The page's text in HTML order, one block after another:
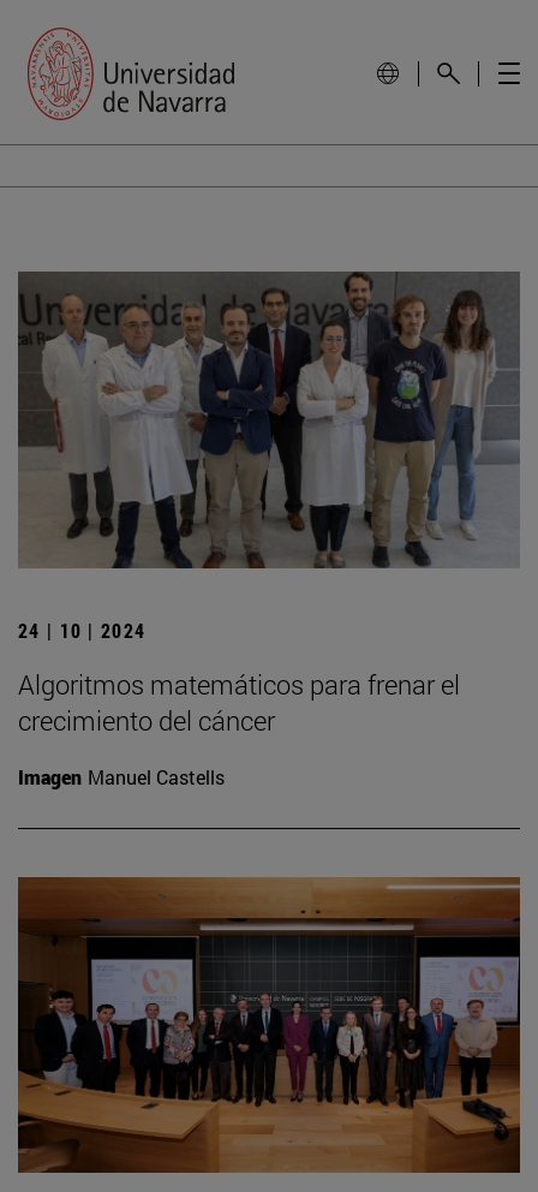
24 | 10 | 2024
Algoritmos matemáticos para frenar el
crecimiento del cáncer
Imagen Manuel Castells